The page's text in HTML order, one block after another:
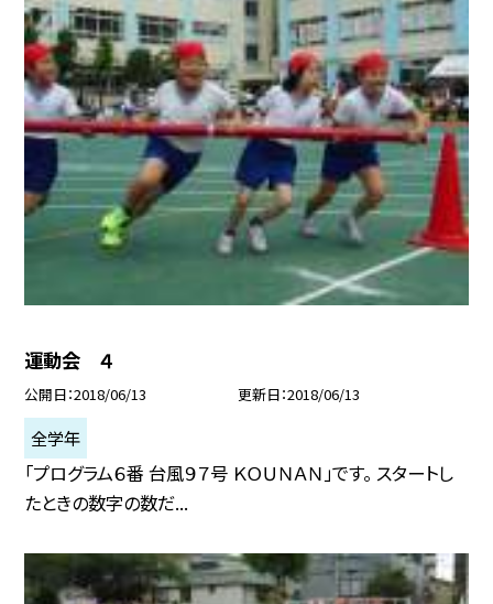
運動会 ４
公開日 2018/06/13 更新日 2018/06/13
全学年
「プログラム６番 台風９７号 ＫＯＵＮＡＮ」です。 スタートし
たときの数字の数だ...